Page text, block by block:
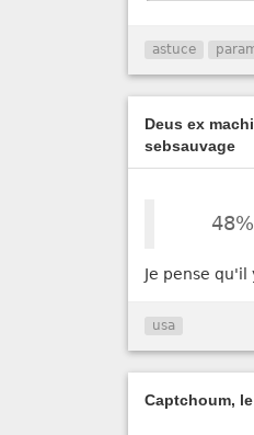
astuce
Deus ex
sebsauvage
Je pense
usa
Captchoum,